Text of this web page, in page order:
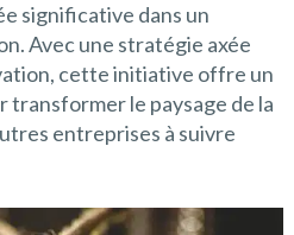
significative dans un
Avec une stratégie axée
cette initiative offre un
le paysage de la
entreprises à suivre